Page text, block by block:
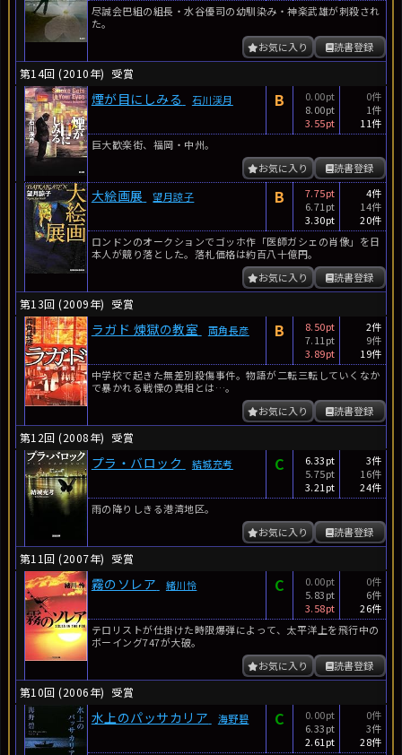
尽誠会巴組の組長・水谷優司の幼馴染み・神楽武雄が刺殺され
た。
読書登録
お気に入り
第14回 (2010年) 受賞
煙が目にしみる 石川渓月 B
0.00pt
8.00pt
3.55pt
0件
1件
11件
巨大歓楽街、福岡・中州。
読書登録
お気に入り
大絵画展 望月諒子 B
7.75pt
6.71pt
3.30pt
4件
14件
20件
ロンドンのオークションでゴッホ作「医師ガシェの肖像」を日
本人が競り落とした。落札価格は約百八十億円。
読書登録
お気に入り
第13回 (2009年) 受賞
ラガド 煉獄の教室 両角長彦 B
8.50pt
7.11pt
3.89pt
2件
9件
19件
中学校で起きた無差別殺傷事件。物語が二転三転していくなか
で暴かれる戦慄の真相とは…。
読書登録
お気に入り
第12回 (2008年) 受賞
プラ・バロック 結城充考 C
6.33pt
5.75pt
3.21pt
3件
16件
24件
雨の降りしきる港湾地区。
読書登録
お気に入り
第11回 (2007年) 受賞
霧のソレア 緒川怜 C
0.00pt
5.83pt
3.58pt
0件
6件
26件
テロリストが仕掛けた時限爆弾によって、太平洋上を飛行中の
ボーイング747が大破。
読書登録
お気に入り
第10回 (2006年) 受賞
水上のパッサカリア 海野碧 C
0.00pt
6.33pt
2.61pt
0件
3件
28件